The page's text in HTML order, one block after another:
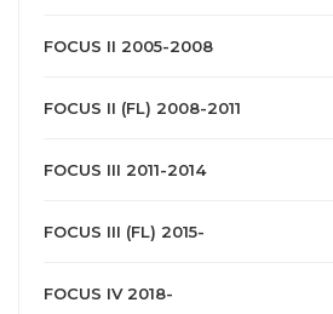
FOCUS II 2005-2008
FOCUS II (FL) 2008-2011
FOCUS III 2011-2014
FOCUS III (FL) 2015-
FOCUS IV 2018-